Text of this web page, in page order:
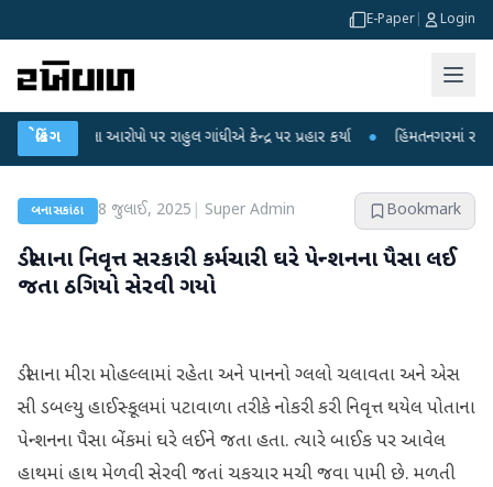
E-Paper Login
બ્રેકિંગ
લીકના આરોપો પર રાહુલ ગાંધીએ કેન્દ્ર પર પ્રહાર કર્યા ● હિંમતનગરમાં રહસ્યમય
બનાસકાંઠા 8 જુલાઈ, 2025 Super Admin Bookmark
ડીસાના નિવૃત્ત સરકારી કર્મચારી ઘરે પેન્શનના પૈસા લઈ
જતા ઠગિયો સેરવી ગયો
ડીસાના મીરા મોહલ્લામાં રહેતા અને પાનનો ગ્લલો ચલાવતા અને એસ
સી ડબલ્યુ હાઈસ્કૂલમાં પટાવાળા તરીકે નોકરી કરી નિવૃત્ત થયેલ પોતાના
પેન્શનના પૈસા બેંકમાં ઘરે લઈને જતા હતા. ત્યારે બાઈક પર આવેલ
હાથમાં હાથ મેળવી સેરવી જતાં ચકચાર મચી જવા પામી છે. મળતી